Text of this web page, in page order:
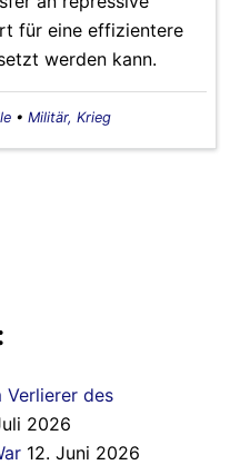
für eine effizientere
werden kann.
• Militär, Krieg
Verlierer des
2026
12. Juni 2026